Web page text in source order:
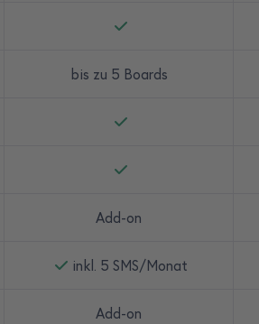
bis zu 5 Boards
Add-on
inkl. 5 SMS/Monat
Add-on